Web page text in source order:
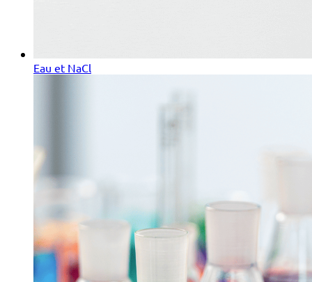
Eau et NaCl